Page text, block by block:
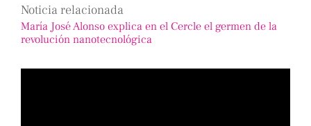
Noticia relacionada
María José Alonso explica en el Cercle el germen de la
revolución nanotecnológica